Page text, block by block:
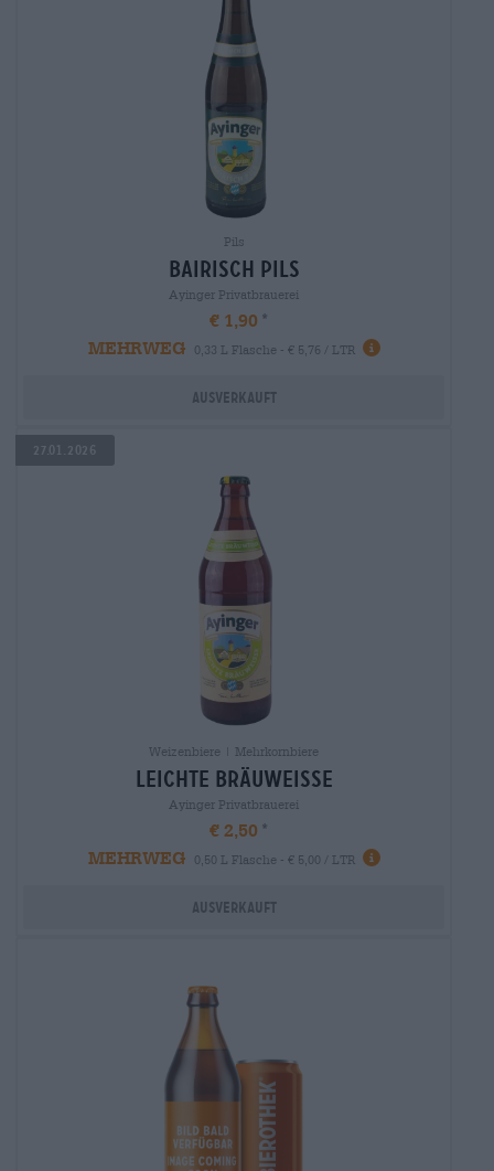
Pils
bairisch Pils
Ayinger Privatbrauerei
€ 1,90
MEHRWEG
0,33 L Flasche - € 5,76 / LTR
Ausverkauft
27.01.2026
Weizenbiere | Mehrkornbiere
leichte bräuweisse
Ayinger Privatbrauerei
€ 2,50
MEHRWEG
0,50 L Flasche - € 5,00 / LTR
Ausverkauft